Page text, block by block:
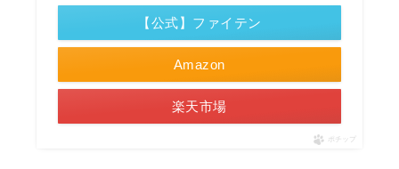
Amazon
楽天市場
【公式】ファイテン
ポチップ